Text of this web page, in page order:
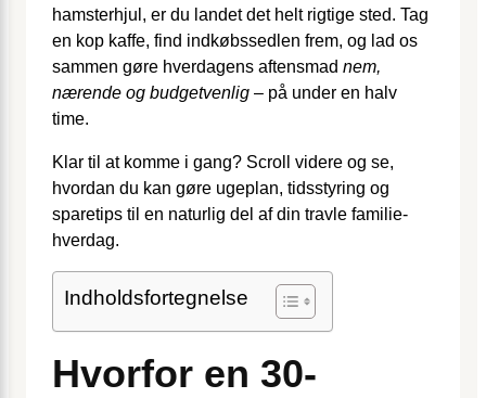
hamsterhjul, er du landet det helt rigtige sted. Tag
en kop kaffe, find indkøbssedlen frem, og lad os
sammen gøre hverdagens aftensmad nem,
nærende og budgetvenlig – på under en halv
time.
Klar til at komme i gang? Scroll videre og se,
hvordan du kan gøre ugeplan, tidsstyring og
sparetips til en naturlig del af din travle familie-
hverdag.
Indholdsfortegnelse
Hvorfor en 30-